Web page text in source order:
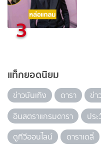
3
แท็กยอดนิยม
ข่าวบันเทิง ดารา ข่า
อินสตราแกรมดารา
ปร
ดูทีวีออนไลน์
ดาราเดลี่